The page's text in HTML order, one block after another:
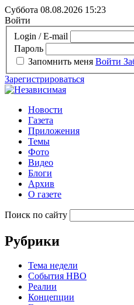
Суббота 08.08.2026 15:23
Войти
Login / E-mail
Пароль
Запомнить меня Войти
Зарегистрироваться
Новости
Газета
Приложения
Темы
Фото
Видео
Блоги
Архив
О газете
Поиск по сайту
Рубрики
Тема недели
События НВО
Реалии
Концепции